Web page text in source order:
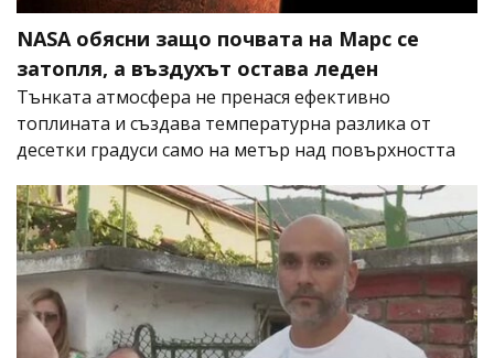
NASA обясни защо почвата на Марс се
затопля, а въздухът остава леден
Тънката атмосфера не пренася ефективно
топлината и създава температурна разлика от
десетки градуси само на метър над повърхността